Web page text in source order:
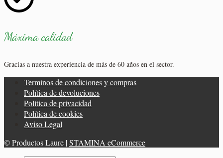
Máxima calidad
Gracias a nuestra experiencia de más de 60 años en el sector.
Terminos de condiciones y compras
Política de devoluciones
Política de privacidad
Política de cookies
Aviso Legal
© Productos Laure |STAMINA eCommerce